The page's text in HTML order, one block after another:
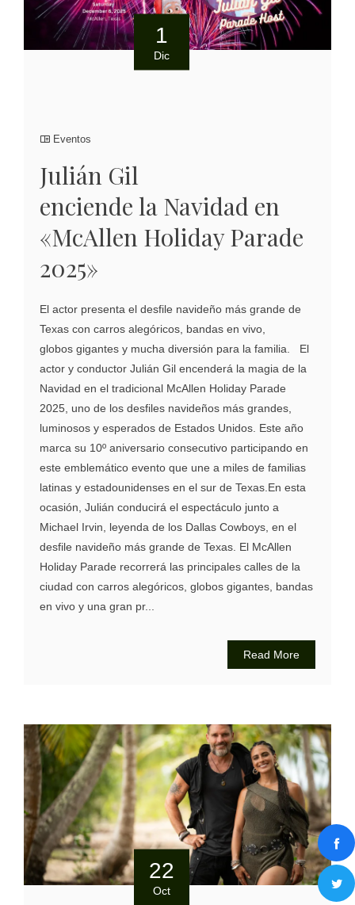
1
Dic
Eventos
Julián Gil
enciende la Navidad en
«McAllen Holiday Parade
2025»
El actor presenta el desfile navideño más grande de
Texas con carros alegóricos, bandas en vivo,
globos gigantes y mucha diversión para la familia. El
actor y conductor Julián Gil encenderá la magia de la
Navidad en el tradicional McAllen Holiday Parade
2025, uno de los desfiles navideños más grandes,
luminosos y esperados de Estados Unidos. Este año
marca su 10º aniversario consecutivo participando en
este emblemático evento que une a miles de familias
latinas y estadounidenses en el sur de Texas.En esta
ocasión, Julián conducirá el espectáculo junto a
Michael Irvin, leyenda de los Dallas Cowboys, en el
desfile navideño más grande de Texas. El McAllen
Holiday Parade recorrerá las principales calles de la
ciudad con carros alegóricos, globos gigantes, bandas
en vivo y una gran pr...
Read More
22
Oct